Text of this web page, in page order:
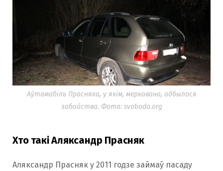
Аўтамабіль Прасняка, у якім, меркавана, адбылося
забойства. Фота: svaboda.org
Хто такі Аляксандр Прасняк
Аляксандр Прасняк у 2011 годзе займаў пасаду